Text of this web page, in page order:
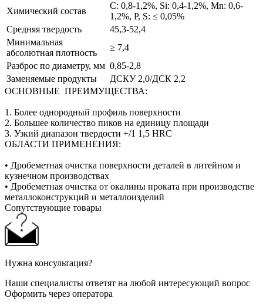
Химический состав
C: 0,8-1,2%, Si: 0,4-1,2%, Mn: 0,6-
1,2%, P, S: ≤ 0,05%
Средняя твердость
45,3-52,4
Минимальная
абсолютная плотность
≥ 7,4
Разброс по диаметру, мм 0,85-2,8
Заменяемые продукты
ДСКУ 2,0/ДСК 2,2
ОСНОВНЫЕ ПРЕИМУЩЕСТВА:
1. Более однородный профиль поверхности
2. Большее количество пиков на единицу площади
3. Узкий диапазон твердости +/1 1,5 HRC
ОБЛАСТИ ПРИМЕНЕНИЯ:
• Дробеметная очистка поверхности деталей в литейном и
кузнечном производствах
• Дробеметная очистка от окалины проката при производстве
металлоконструкций и металлоизделий
Сопутствующие товары
Нужна консультация?
Наши специалисты ответят на любой интересующий вопрос
Оформить через оператора